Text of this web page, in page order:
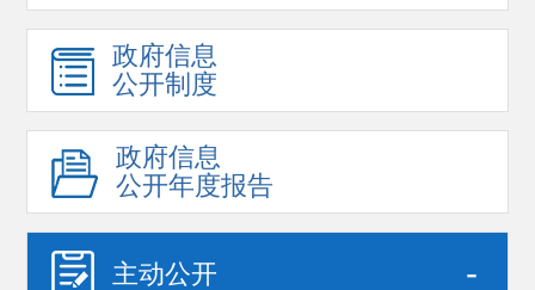
政府信息
公开制度
政府信息
公开年度报告
主动公开 -